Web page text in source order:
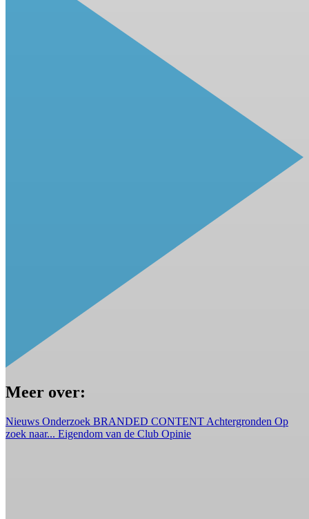
Meer over:
Nieuws Onderzoek BRANDED CONTENT Achtergronden Op
zoek naar... Eigendom van de Club Opinie